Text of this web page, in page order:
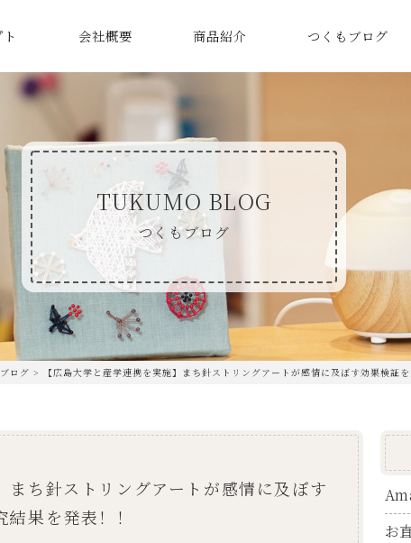
会社概要 商品紹介 つくもブログ
TUKUMO BLOG
つくもブログ
ログ > 【広島大学と産学連携を実施】まち針ストリングアートが感情に及ぼす効果検証
まち針ストリングアートが感情に及ぼす
果を発表！！
お